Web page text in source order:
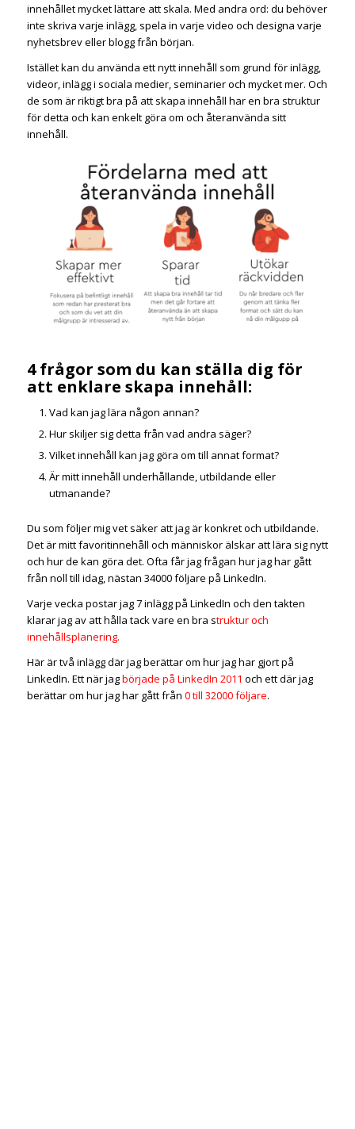
innehållet mycket lättare att skala. Med andra ord: du behöver
inte skriva varje inlägg, spela in varje video och designa varje
nyhetsbrev eller blogg från början.
Istället kan du använda ett nytt innehåll som grund för inlägg,
videor, inlägg i sociala medier, seminarier och mycket mer. Och
de som är riktigt bra på att skapa innehåll har en bra struktur
för detta och kan enkelt göra om och återanvända sitt
innehåll.
4 frågor som du kan ställa dig för
att enklare skapa innehåll:
Vad kan jag lära någon annan?
Hur skiljer sig detta från vad andra säger?
Vilket innehåll kan jag göra om till annat format?
Är mitt innehåll underhållande, utbildande eller
utmanande?
Du som följer mig vet säker att jag är konkret och utbildande.
Det är mitt favoritinnehåll och människor älskar att lära sig nytt
och hur de kan göra det. Ofta får jag frågan hur jag har gått
från noll till idag, nästan 34000 följare på LinkedIn.
Varje vecka postar jag 7 inlägg på LinkedIn och den takten
klarar jag av att hålla tack vare en bra struktur och
innehållsplanering.
Här är två inlägg där jag berättar om hur jag har gjort på
LinkedIn. Ett när jagbörjade på LinkedIn 2011 och ett där jag
berättar om hur jag har gått från 0 till 32000 följare.